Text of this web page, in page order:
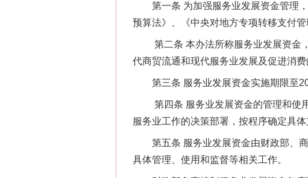
第一条 为加强服务业发展资金管理，
预算法》、《中央对地方专项转移支付
第二条 本办法所称服务业发展资金，
代商贸流通和现代服务业发展及促进消费
第三条 服务业发展资金实施期限至
第四条 服务业发展资金的管理和使用
服务业工作的决策部署，按程序确定具体
第五条 服务业发展资金由财政部、商
具体管理、使用和监督等相关工作。